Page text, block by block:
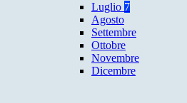
Luglio 7
Agosto
Settembre
Ottobre
Novembre
Dicembre